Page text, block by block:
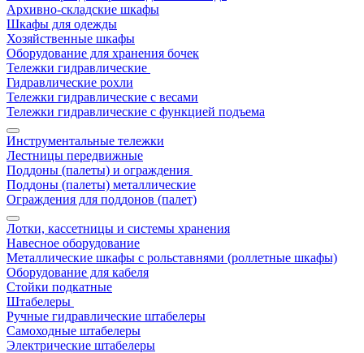
Архивно-складские шкафы
Шкафы для одежды
Хозяйственные шкафы
Оборудование для хранения бочек
Тележки гидравлические
Гидравлические рохли
Тележки гидравлические с весами
Тележки гидравлические с функцией подъема
Инструментальные тележки
Лестницы передвижные
Поддоны (палеты) и ограждения
Поддоны (палеты) металлические
Ограждения для поддонов (палет)
Лотки, кассетницы и системы хранения
Навесное оборудование
Металлические шкафы с рольставнями (роллетные шкафы)
Оборудование для кабеля
Стойки подкатные
Штабелеры
Ручные гидравлические штабелеры
Самоходные штабелеры
Электрические штабелеры